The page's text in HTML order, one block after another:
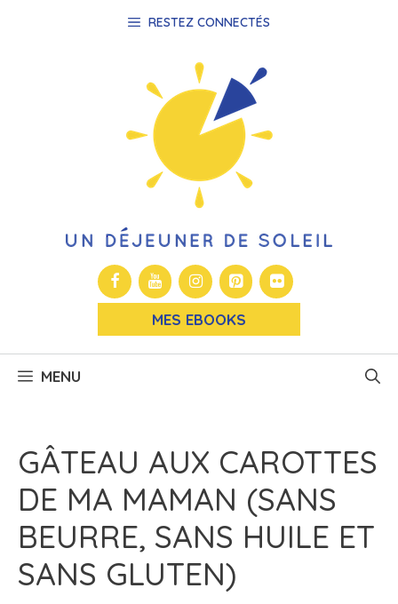
RESTEZ CONNECTÉS
MES EBOOKS
MENU
GÂTEAU AUX CAROTTES
DE MA MAMAN (SANS
BEURRE, SANS HUILE ET
SANS GLUTEN)